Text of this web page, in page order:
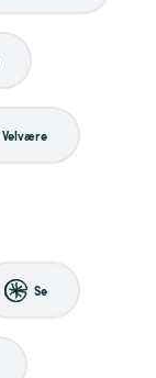
Velvære
Se